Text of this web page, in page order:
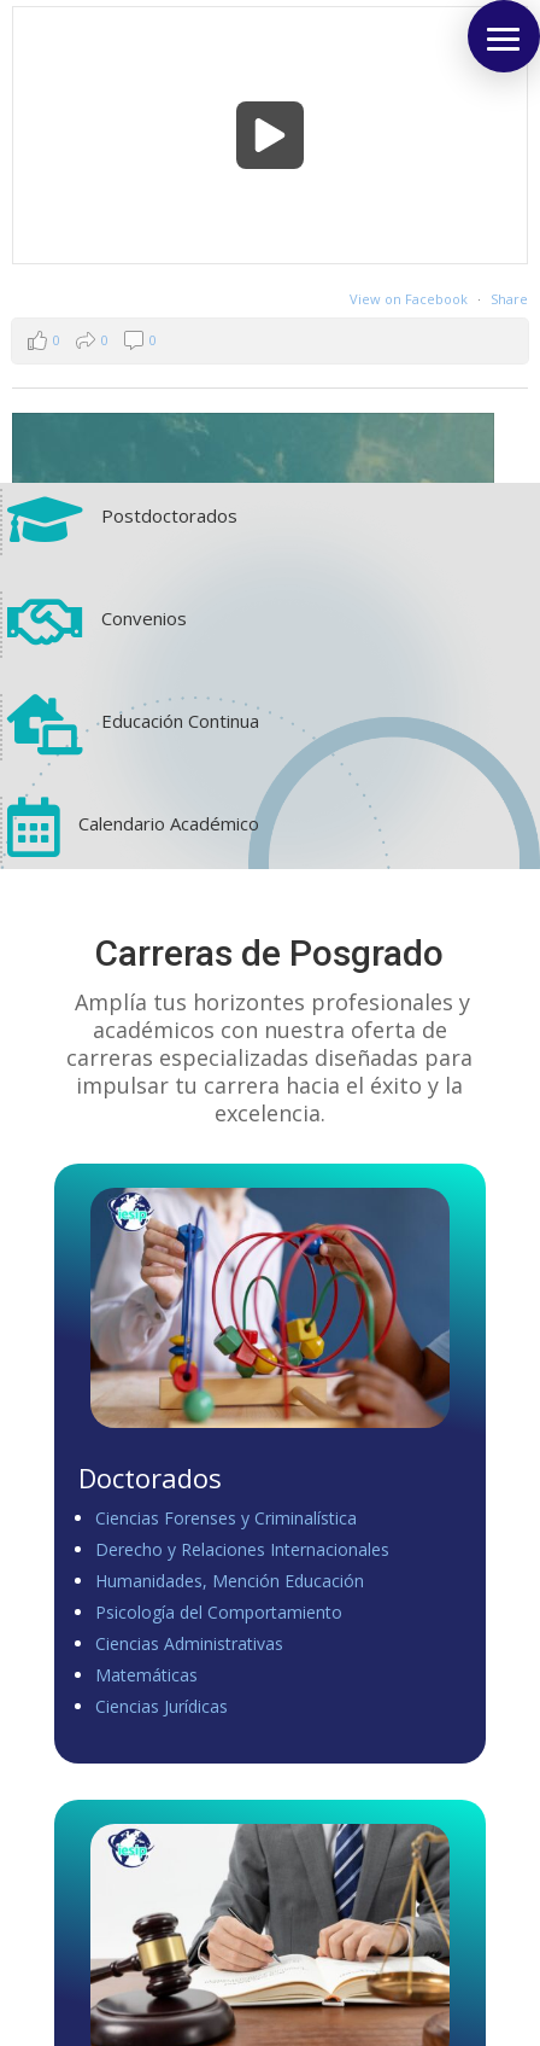
View on Facebook · Share
0 0 0
1 0
Load more
 Postdoctorados
 Convenios
 Educación Continua
 Calendario Académico
Carreras de Posgrado
Amplía tus horizontes profesionales y
académicos con nuestra oferta de
carreras especializadas diseñadas para
impulsar tu carrera hacia el éxito y la
excelencia.
Doctorados
Ciencias Forenses y Criminalística
Derecho y Relaciones Internacionales
Humanidades, Mención Educación
Psicología del Comportamiento
Ciencias Administrativas
Matemáticas
Ciencias Jurídicas